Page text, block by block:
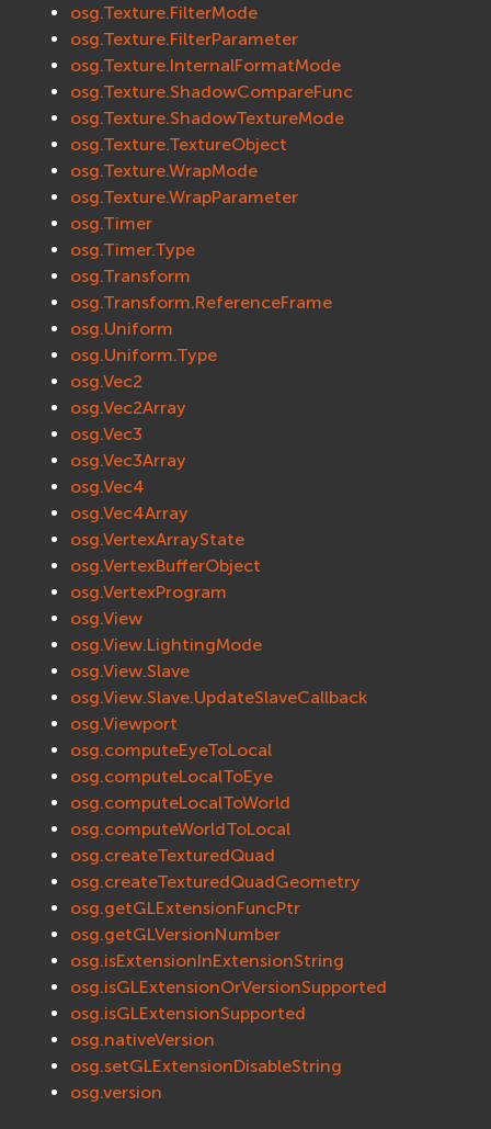
osg.Texture.FilterMode
osg.Texture.FilterParameter
osg.Texture.InternalFormatMode
osg.Texture.ShadowCompareFunc
osg.Texture.ShadowTextureMode
osg.Texture.TextureObject
osg.Texture.WrapMode
osg.Texture.WrapParameter
osg.Timer
osg.Timer.Type
osg.Transform
osg.Transform.ReferenceFrame
osg.Uniform
osg.Uniform.Type
osg.Vec2
osg.Vec2Array
osg.Vec3
osg.Vec3Array
osg.Vec4
osg.Vec4Array
osg.VertexArrayState
osg.VertexBufferObject
osg.VertexProgram
osg.View
osg.View.LightingMode
osg.View.Slave
osg.View.Slave.UpdateSlaveCallback
osg.Viewport
osg.computeEyeToLocal
osg.computeLocalToEye
osg.computeLocalToWorld
osg.computeWorldToLocal
osg.createTexturedQuad
osg.createTexturedQuadGeometry
osg.getGLExtensionFuncPtr
osg.getGLVersionNumber
osg.isExtensionInExtensionString
osg.isGLExtensionOrVersionSupported
osg.isGLExtensionSupported
osg.nativeVersion
osg.setGLExtensionDisableString
osg.version